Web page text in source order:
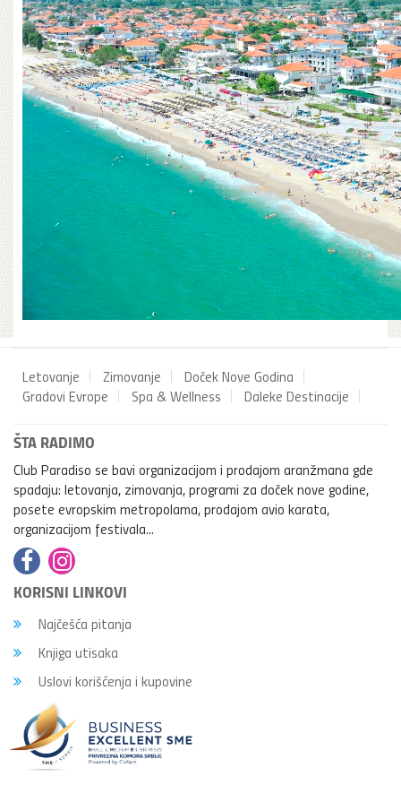
Letovanje Zimovanje
Doček Nove Godina
Gradovi Evrope
Spa & Wellness Daleke Destinacije
ŠTA RADIMO
Club Paradiso se bavi organizacijom i prodajom aranžmana gde
spadaju: letovanja, zimovanja, programi za doček nove godine,
posete evropskim metropolama, prodajom avio karata,
organizacijom festivala...
KORISNI LINKOVI
Najčešća pitanja
Knjiga utisaka
Uslovi korišćenja i kupovine